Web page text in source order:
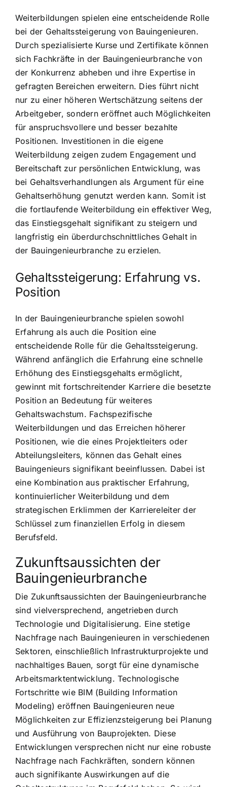
Weiterbildungen spielen eine entscheidende Rolle
bei der Gehaltssteigerung von Bauingenieuren.
Durch spezialisierte Kurse und Zertifikate können
sich Fachkräfte in der Bauingenieurbranche von
der Konkurrenz abheben und ihre Expertise in
gefragten Bereichen erweitern. Dies führt nicht
nur zu einer höheren Wertschätzung seitens der
Arbeitgeber, sondern eröffnet auch Möglichkeiten
für anspruchsvollere und besser bezahlte
Positionen. Investitionen in die eigene
Weiterbildung zeigen zudem Engagement und
Bereitschaft zur persönlichen Entwicklung, was
bei Gehaltsverhandlungen als Argument für eine
Gehaltserhöhung genutzt werden kann. Somit ist
die fortlaufende Weiterbildung ein effektiver Weg,
das Einstiegsgehalt signifikant zu steigern und
langfristig ein überdurchschnittliches Gehalt in
der Bauingenieurbranche zu erzielen.
Gehaltssteigerung: Erfahrung vs.
Position
In der Bauingenieurbranche spielen sowohl
Erfahrung als auch die Position eine
entscheidende Rolle für die Gehaltssteigerung.
Während anfänglich die Erfahrung eine schnelle
Erhöhung des Einstiegsgehalts ermöglicht,
gewinnt mit fortschreitender Karriere die besetzte
Position an Bedeutung für weiteres
Gehaltswachstum. Fachspezifische
Weiterbildungen und das Erreichen höherer
Positionen, wie die eines Projektleiters oder
Abteilungsleiters, können das Gehalt eines
Bauingenieurs signifikant beeinflussen. Dabei ist
eine Kombination aus praktischer Erfahrung,
kontinuierlicher Weiterbildung und dem
strategischen Erklimmen der Karriereleiter der
Schlüssel zum finanziellen Erfolg in diesem
Berufsfeld.
Zukunftsaussichten der
Bauingenieurbranche
Die Zukunftsaussichten der Bauingenieurbranche
sind vielversprechend, angetrieben durch
Technologie und Digitalisierung. Eine stetige
Nachfrage nach Bauingenieuren in verschiedenen
Sektoren, einschließlich Infrastrukturprojekte und
nachhaltiges Bauen, sorgt für eine dynamische
Arbeitsmarktentwicklung. Technologische
Fortschritte wie BIM (Building Information
Modeling) eröffnen Bauingenieuren neue
Möglichkeiten zur Effizienzsteigerung bei Planung
und Ausführung von Bauprojekten. Diese
Entwicklungen versprechen nicht nur eine robuste
Nachfrage nach Fachkräften, sondern können
auch signifikante Auswirkungen auf die